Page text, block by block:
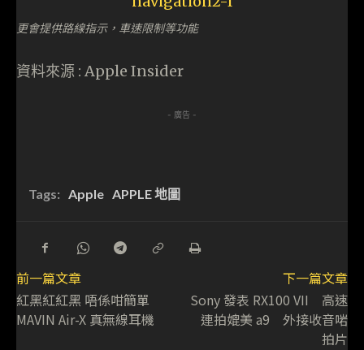
更會提供路線指示，車速限制等功能
資料來源 : Apple Insider
- 廣告 -
Tags: Apple APPLE 地圖
前一篇文章
紅黑紅紅黑 唔係咁簡單
MAVIN Air-X 真無線耳機
下一篇文章
Sony 發表 RX100 VII 高速
連拍媲美 a9 外接收音啱
拍片